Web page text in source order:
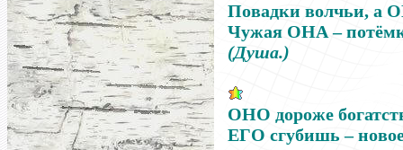
Повадки волчьи, а
Чужая ОНА –
(Душа.)
ОНО дороже
ЕГО сгубишь–